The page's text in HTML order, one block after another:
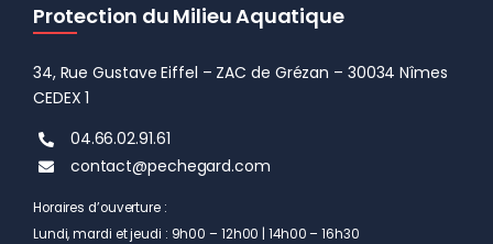
Protection du Milieu Aquatique
34, Rue Gustave Eiffel – ZAC de Grézan – 30034 Nîmes
CEDEX 1
04.66.02.91.61
contact@pechegard.com
Horaires d’ouverture :
Lundi, mardi et jeudi : 9h00 – 12h00 | 14h00 – 16h30